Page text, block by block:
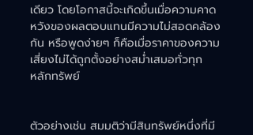
เดียว โดยโอกาสนี้จะเกิดขึ้นเมื่อความคาด
หวังของผลตอบแทนมีความไม่สอดคล้อง
กัน หรือพูดง่ายๆ ก็คือเมื่อราคาของความ
เสี่ยงไม่ได้ถูกตั้งอย่างสม่ำเสมอทั่วทุก
หลักทรัพย์
ตัวอย่างเช่น สมมติว่ามีสินทรัพย์หนึ่งที่มี